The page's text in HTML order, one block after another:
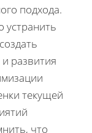
подхода.
устранить
развития
текущей
что